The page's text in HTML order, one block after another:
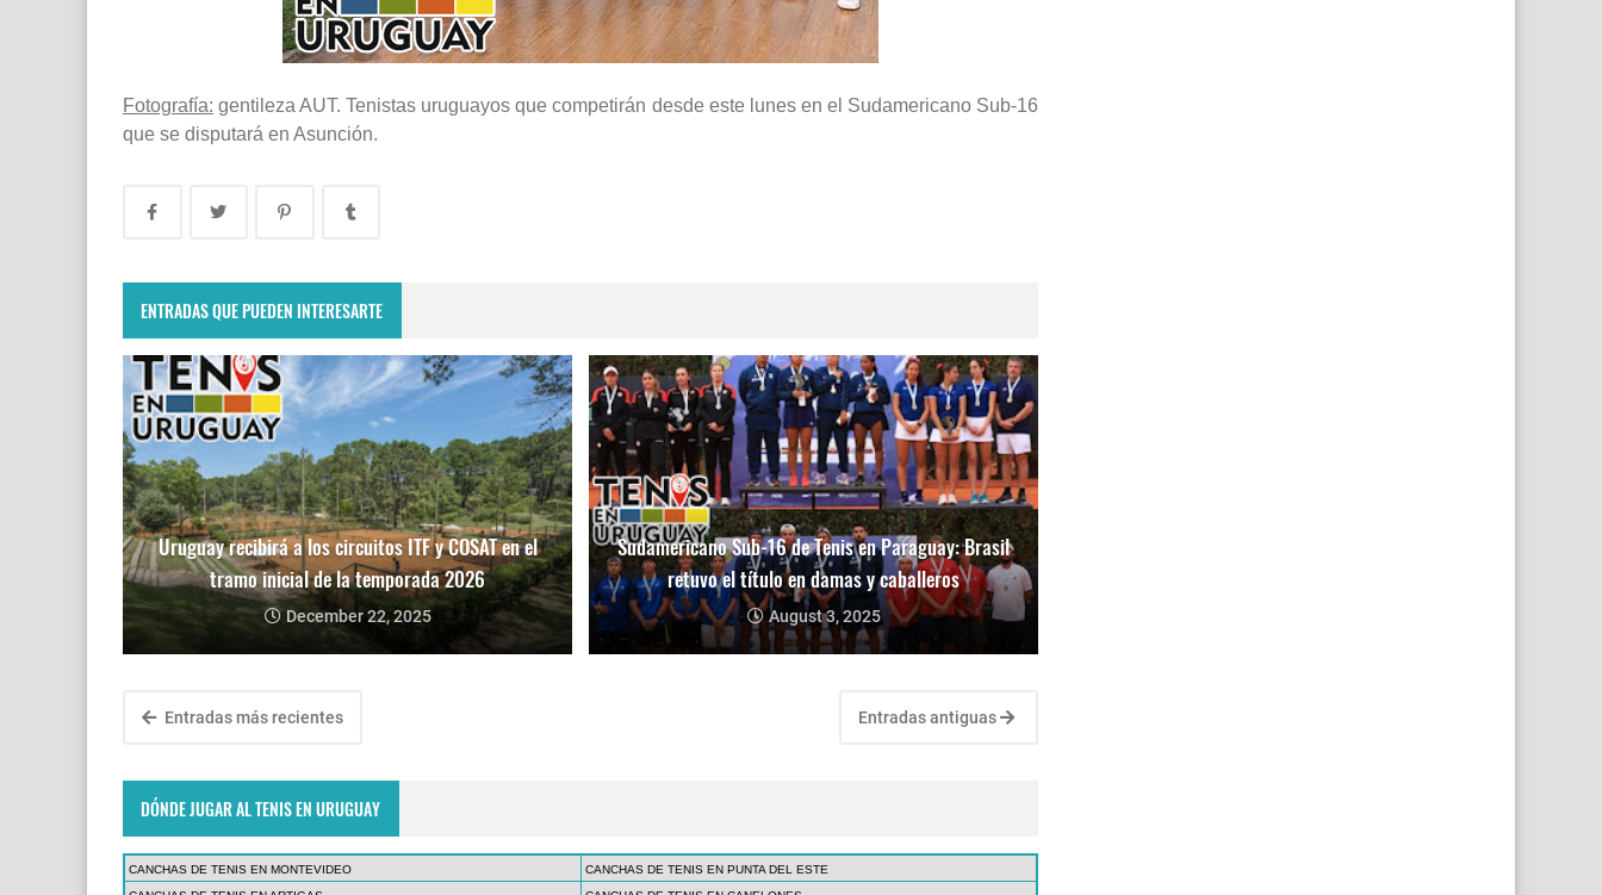
Fotografía: gentileza AUT. Tenistas uruguayos que competirán desde este lunes en el Sudamericano Sub-16
que se disputará en Asunción.
ENTRADAS QUE PUEDEN INTERESARTE
Uruguay recibirá a los circuitos ITF y COSAT en el
tramo inicial de la temporada 2026
December 22, 2025
Sudamericano Sub-16 de Tenis en Paraguay: Brasil
retuvo el título en damas y caballeros
August 3, 2025
Entradas más recientes Entradas antiguas
DÓNDE JUGAR AL TENIS EN URUGUAY
CANCHAS DE TENIS EN MONTEVIDEO
CANCHAS DE TENIS EN PUNTA DEL ESTE